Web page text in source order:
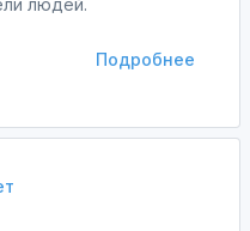
людей.
Подробнее